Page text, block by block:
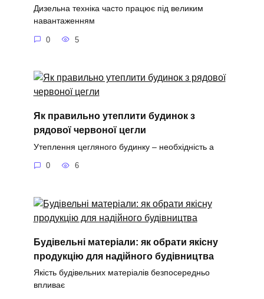
Дизельна техніка часто працює під великим
навантаженням
0 5
Як правильно утеплити будинок з
рядової червоної цегли
Утеплення цегляного будинку – необхідність а
0 6
Будівельні матеріали: як обрати якісну
продукцію для надійного будівництва
Якість будівельних матеріалів безпосередньо
впливає